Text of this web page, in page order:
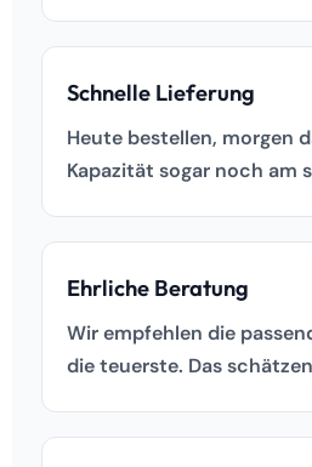
Schnelle Lieferung
Heute bestellen, morgen
Kapazität sogar noch am
Ehrliche Beratung
Wir empfehlen die
die teuerste. Das